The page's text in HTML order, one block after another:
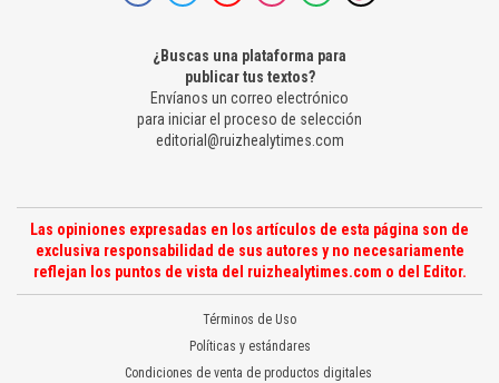
¿Buscas una plataforma para
publicar tus textos?
Envíanos un correo electrónico
para iniciar el proceso de selección
editorial@ruizhealytimes.com
Las opiniones expresadas en los artículos de esta página son de
exclusiva responsabilidad de sus autores y no necesariamente
reflejan los puntos de vista del ruizhealytimes.com o del Editor.
Términos de Uso
Políticas y estándares
Condiciones de venta de productos digitales